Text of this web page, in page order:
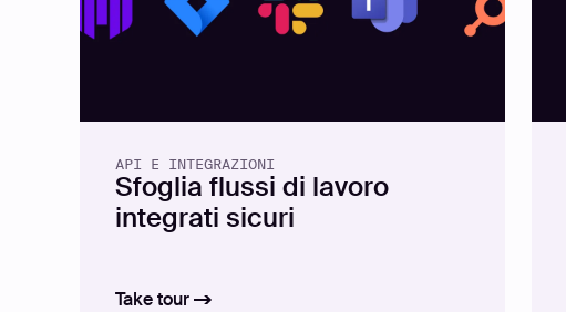
API E INTEGRAZIONI
Sfoglia flussi di lavoro
integrati sicuri
Take tour